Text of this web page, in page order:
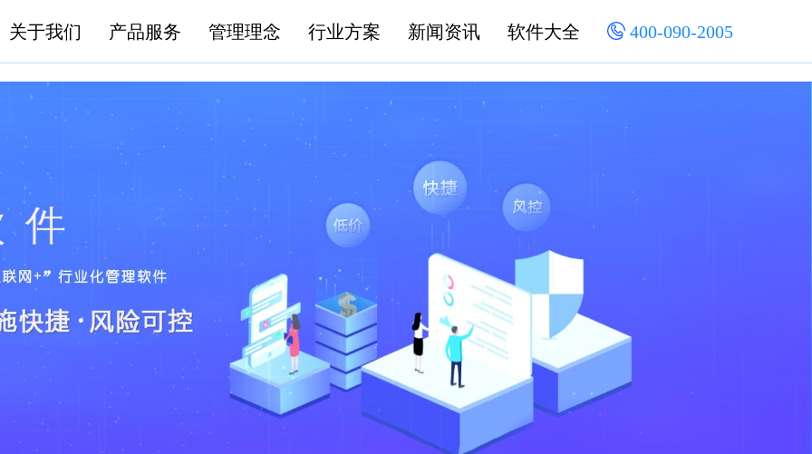
关于我们 产品服务 管理理念 行业方案 新闻资讯 软件大全 400-090-2005